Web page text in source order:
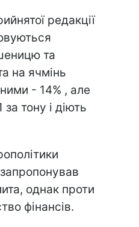
редакції
та
на ячмінь
- 14% , але
тону і діють
однак проти
фінансів.